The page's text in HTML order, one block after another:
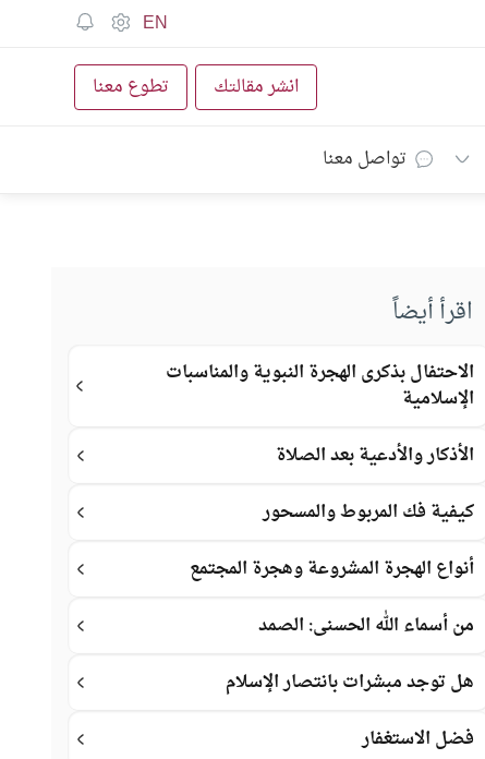
EN
انشر مقالتك تطوع معنا
تواصل معنا
اقرأ أيضاً
الاحتفال بذكرى الهجرة النبوية والمناسبات
الإسلامية
الأذكار والأدعية بعد الصلاة
كيفية فك المربوط والمسحور
أنواع الهجرة المشروعة وهجرة المجتمع
من أسماء الله الحسنى: الصمد
هل توجد مبشرات بانتصار الإسلام
فضل الاستغفار